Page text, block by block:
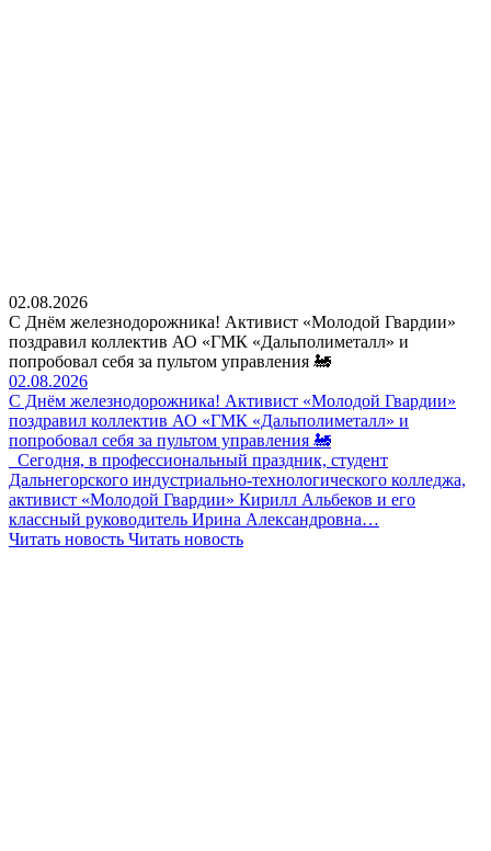
02.08.2026
С Днём железнодорожника! Активист «Молодой Гвардии»
поздравил коллектив АО «ГМК «Дальполиметалл» и
попробовал себя за пультом управления 🚂
02.08.2026
С Днём железнодорожника! Активист «Молодой Гвардии»
поздравил коллектив АО «ГМК «Дальполиметалл» и
попробовал себя за пультом управления 🚂
Сегодня, в профессиональный праздник, студент
Дальнегорского индустриально-технологического колледжа,
активист «Молодой Гвардии» Кирилл Альбеков и его
классный руководитель Ирина Александровна…
Читать новость Читать новость